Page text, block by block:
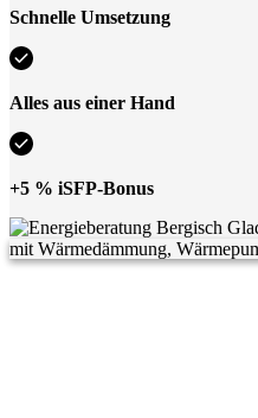
Schnelle Umsetzung
Alles aus einer Hand
+5 % iSFP-Bonus